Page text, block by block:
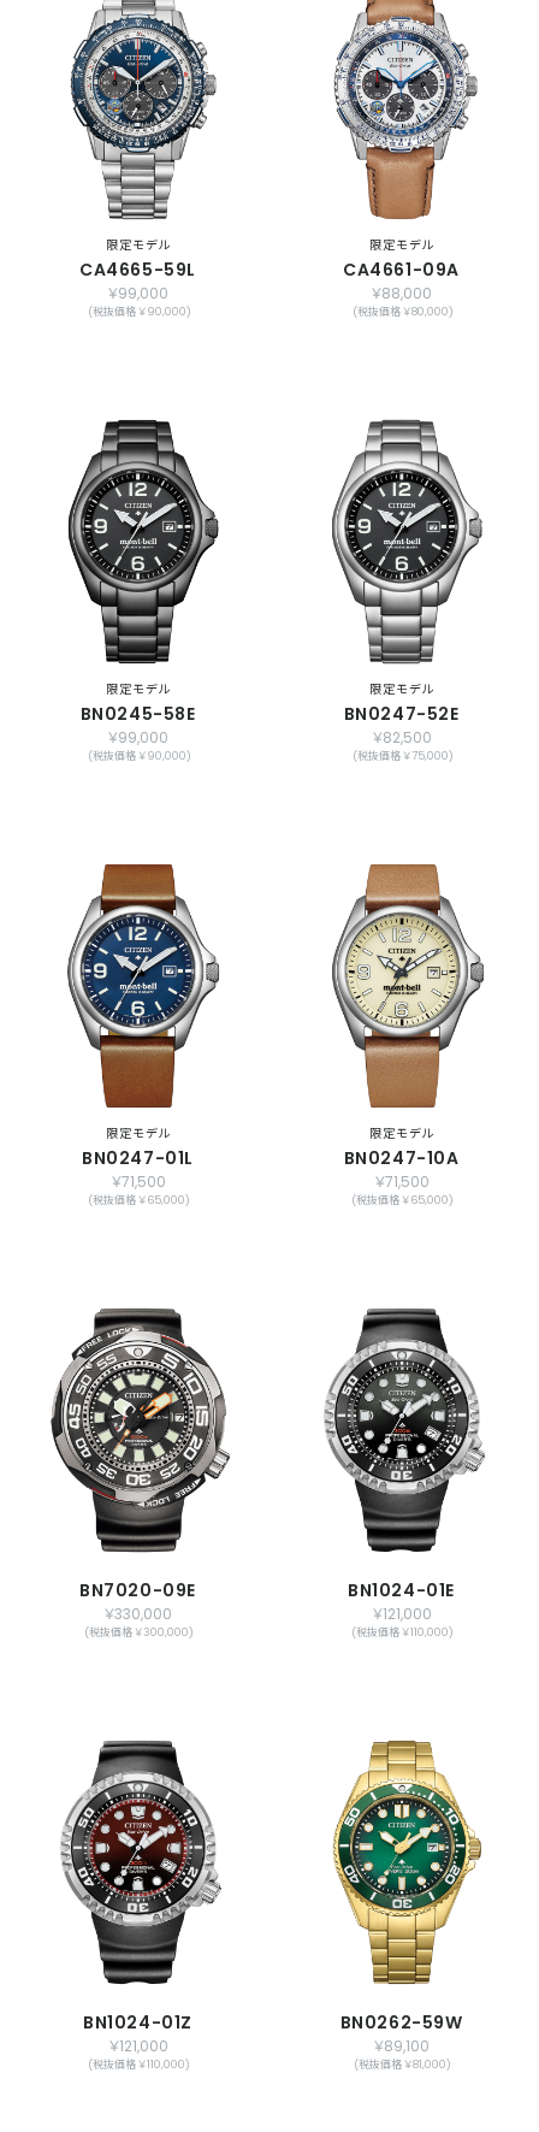
限定モデル
CA4665-59L
￥99,000
(税抜価格 ￥90,000)
限定モデル
CA4661-09A
￥88,000
(税抜価格 ￥80,000)
限定モデル
BN0245-58E
￥99,000
(税抜価格 ￥90,000)
限定モデル
BN0247-52E
￥82,500
(税抜価格 ￥75,000)
限定モデル
BN0247-01L
￥71,500
(税抜価格 ￥65,000)
限定モデル
BN0247-10A
￥71,500
(税抜価格 ￥65,000)
BN7020-09E
￥330,000
(税抜価格 ￥300,000)
BN1024-01E
￥121,000
(税抜価格 ￥110,000)
BN1024-01Z
￥121,000
(税抜価格 ￥110,000)
BN0262-59W
￥89,100
(税抜価格 ￥81,000)